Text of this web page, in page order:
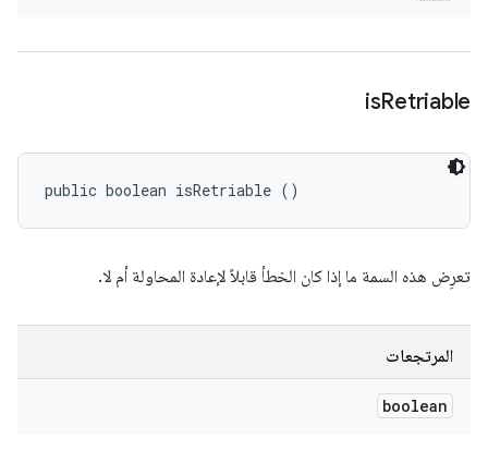
isRetriable
public boolean isRetriable ()
تعرِض هذه السمة ما إذا كان الخطأ قابلاً لإعادة المحاولة أم لا.
المرتجعات
boolean